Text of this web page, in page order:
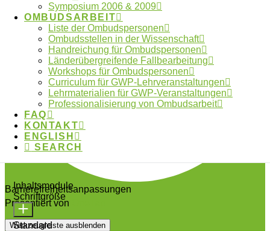
Symposium 2006 & 2009
OMBUDSARBEIT
Liste der Ombudspersonen
Ombudsstellen in der Wissenschaft
Handreichung für Ombudspersonen
Länderübergreifende Fallbearbeitung
Workshops für Ombudspersonen
Curriculum für GWP-Lehrveranstaltungen
Lehrmaterialien für GWP-Veranstaltungen
Professionalisierung von Ombudsarbeit
FAQ
KONTAKT
ENGLISH
SEARCH
Barrierefreiheitsanpassungen
Präsentiert von
Werkzeugleiste ausblenden
Inhaltsmodule
Schriftgröße
Standard